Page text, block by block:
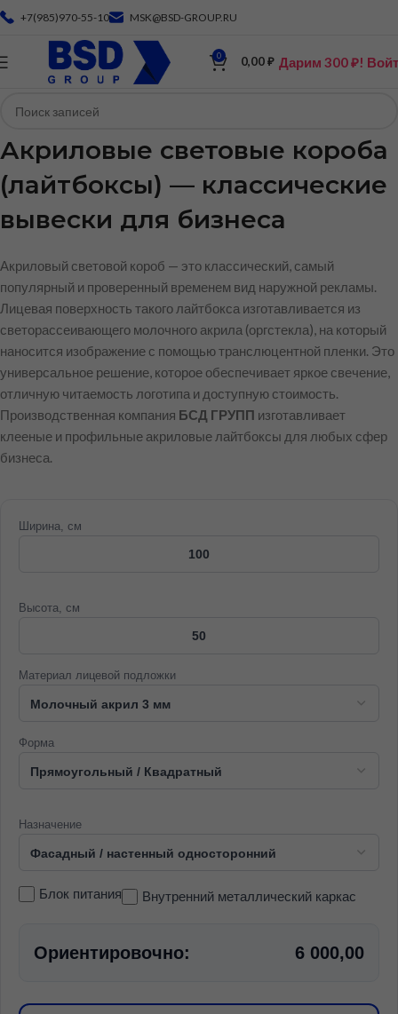
+7(985)970-55-10 MSK@BSD-GROUP.RU
0 0,00₽ Дарим 300 ₽!
Акриловые световые короба
(лайтбоксы) — классические
вывески для бизнеса
Акриловый световой короб — это классический, самый
популярный и проверенный временем вид наружной рекламы.
Лицевая поверхность такого лайтбокса изготавливается из
светорассеивающего молочного акрила (оргстекла), на который
наносится изображение с помощью транслюцентной пленки. Это
универсальное решение, которое обеспечивает яркое свечение,
отличную читаемость логотипа и доступную стоимость.
Производственная компания БСД ГРУПП изготавливает
клееные и профильные акриловые лайтбоксы для любых сфер
бизнеса.
Ширина, см
Высота, см
Материал лицевой подложки
Форма
Назначение
Блок питания Внутренний металлический каркас
Ориентировочно: 6 000,00